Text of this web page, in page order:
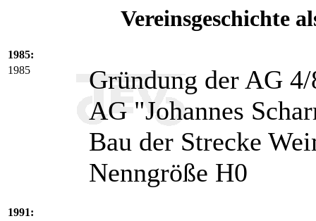
Vereinsgeschichte
1985:
1985
Gründung der AG
AG "Johannes
Bau der Strecke
Nenngröße H0
1991: